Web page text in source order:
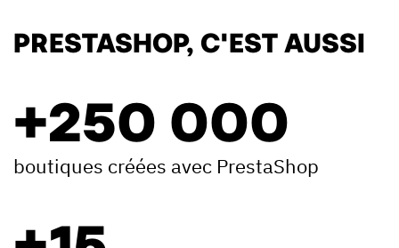
PRESTASHOP, C'EST AUSSI
+250 000
boutiques créées avec PrestaShop